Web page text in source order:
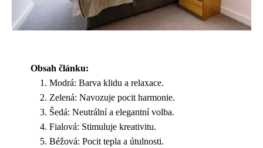
Obsah článku:
Modrá: Barva klidu a relaxace.
Zelená: Navozuje pocit harmonie.
Šedá: Neutrální a elegantní volba.
Fialová: Stimuluje kreativitu.
Béžová: Pocit tepla a útulnosti.